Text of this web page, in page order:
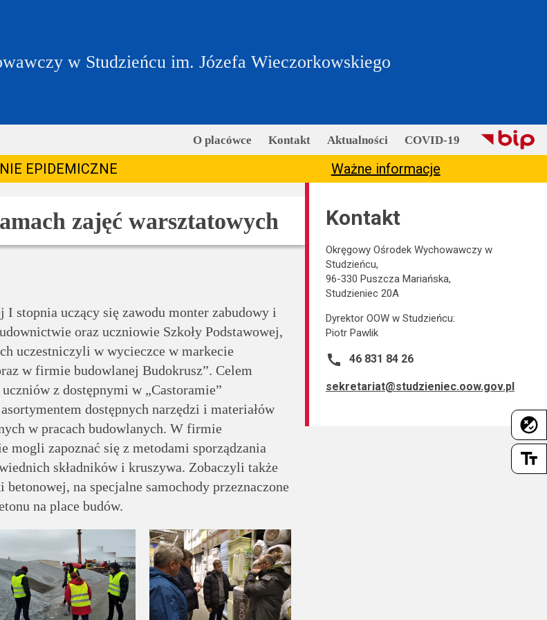
flaky
text_fields
w Studzieńcu im. Józefa Wieczorkowskiego
O placówce Kontakt Aktualności COVID-19
EPIDEMICZNE Ważne informacje
zajęć warsztatowych
I stopnia uczący się zawodu monter zabudowy i
oraz uczniowie Szkoły Podstawowej,
uczestniczyli w wycieczce w markecie
w firmie budowlanej Budokrusz”. Celem
z dostępnymi w „Castoramie”
dostępnych narzędzi i materiałów
w pracach budowlanych. W firmie
mogli zapoznać się z metodami sporządzania
składników i kruszywa. Zobaczyli także
betonowej, na specjalne samochody przeznaczone
na place budów.
Kontakt
Okręgowy Ośrodek Wychowawczy w
Studzieńcu,
96-330 Puszcza Mariańska,
Studzieniec 20A
Dyrektor OOW w Studzieńcu:
Piotr Pawlik
call 46 831 84 26
sekretariat@studzieniec.oow.gov.pl